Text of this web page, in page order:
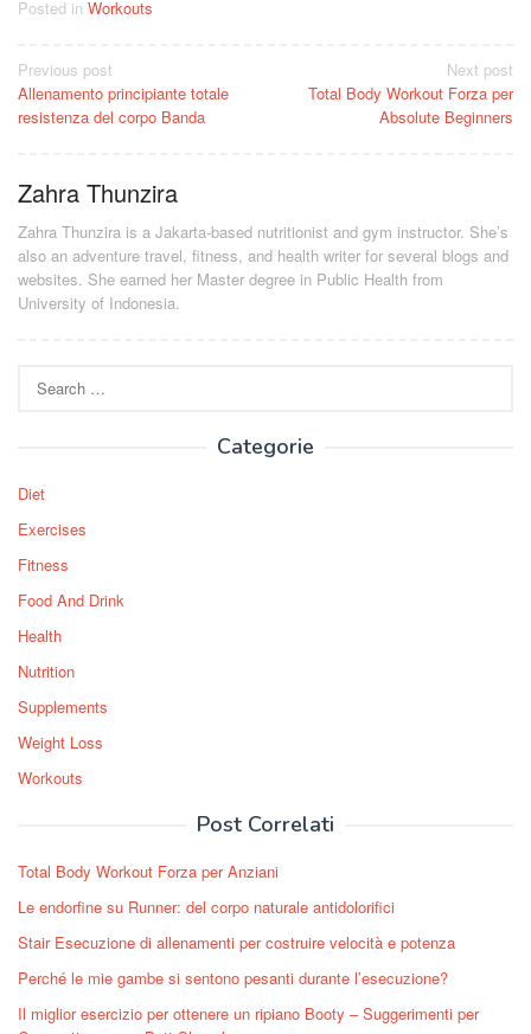
Posted in Workouts
Post
navigation
Previous post
Allenamento principiante totale
resistenza del corpo Banda
Next post
Total Body Workout Forza per
Absolute Beginners
Zahra Thunzira
Zahra Thunzira is a Jakarta-based nutritionist and gym instructor. She’s
also an adventure travel, fitness, and health writer for several blogs and
websites. She earned her Master degree in Public Health from
University of Indonesia.
for:
Categorie
Diet
Exercises
Fitness
Food And Drink
Health
Nutrition
Supplements
Weight Loss
Workouts
Post Correlati
Total Body Workout Forza per Anziani
Le endorfine su Runner: del corpo naturale antidolorifici
Stair Esecuzione di allenamenti per costruire velocità e potenza
Perché le mie gambe si sentono pesanti durante l’esecuzione?
Il miglior esercizio per ottenere un ripiano Booty – Suggerimenti per